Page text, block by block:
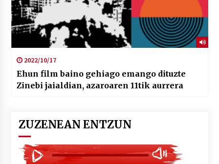
2022/10/17
Ehun film baino gehiago emango dituzte
Zinebi jaialdian, azaroaren 11tik aurrera
ZUZENEAN ENTZUN